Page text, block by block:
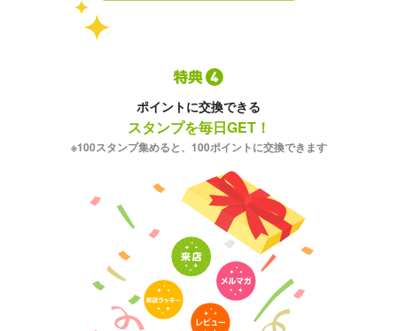
ポイントに交換できる
スタンプを毎日GET！
※100スタンプ集めると、100ポイントに交換できます